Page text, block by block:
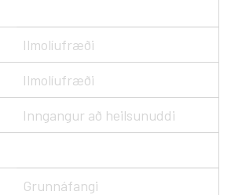
Ilmolíufræði
Ilmolíufræði
Inngangur að heilsunuddi
Grunnáfangi